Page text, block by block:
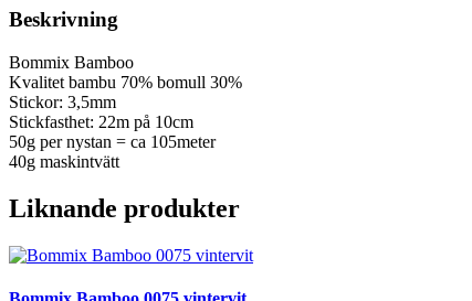
Beskrivning
Bommix Bamboo
Kvalitet bambu 70% bomull 30%
Stickor: 3,5mm
Stickfasthet: 22m på 10cm
50g per nystan = ca 105meter
40g maskintvätt
Liknande produkter